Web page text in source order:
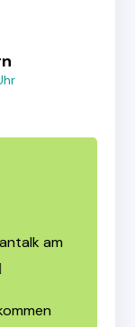
am